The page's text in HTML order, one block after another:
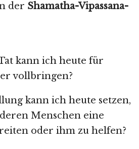
der Shamatha-Vipassana-
kann ich heute für
vollbringen?
kann ich heute setzen,
Menschen eine
oder ihm zu helfen?